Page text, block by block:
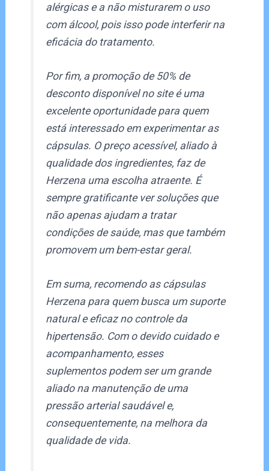
alérgicas e a não misturarem o uso
com álcool, pois isso pode interferir na
eficácia do tratamento.
Por fim, a promoção de 50% de
desconto disponível no site é uma
excelente oportunidade para quem
está interessado em experimentar as
cápsulas. O preço acessível, aliado à
qualidade dos ingredientes, faz de
Herzena uma escolha atraente. É
sempre gratificante ver soluções que
não apenas ajudam a tratar
condições de saúde, mas que também
promovem um bem-estar geral.
Em suma, recomendo as cápsulas
Herzena para quem busca um suporte
natural e eficaz no controle da
hipertensão. Com o devido cuidado e
acompanhamento, esses
suplementos podem ser um grande
aliado na manutenção de uma
pressão arterial saudável e,
consequentemente, na melhora da
qualidade de vida.